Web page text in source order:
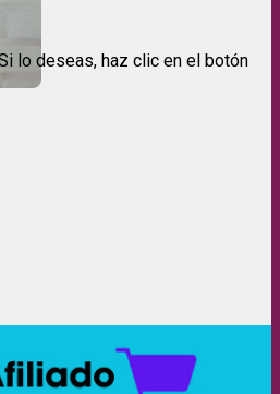
lo deseas, haz clic en el botón